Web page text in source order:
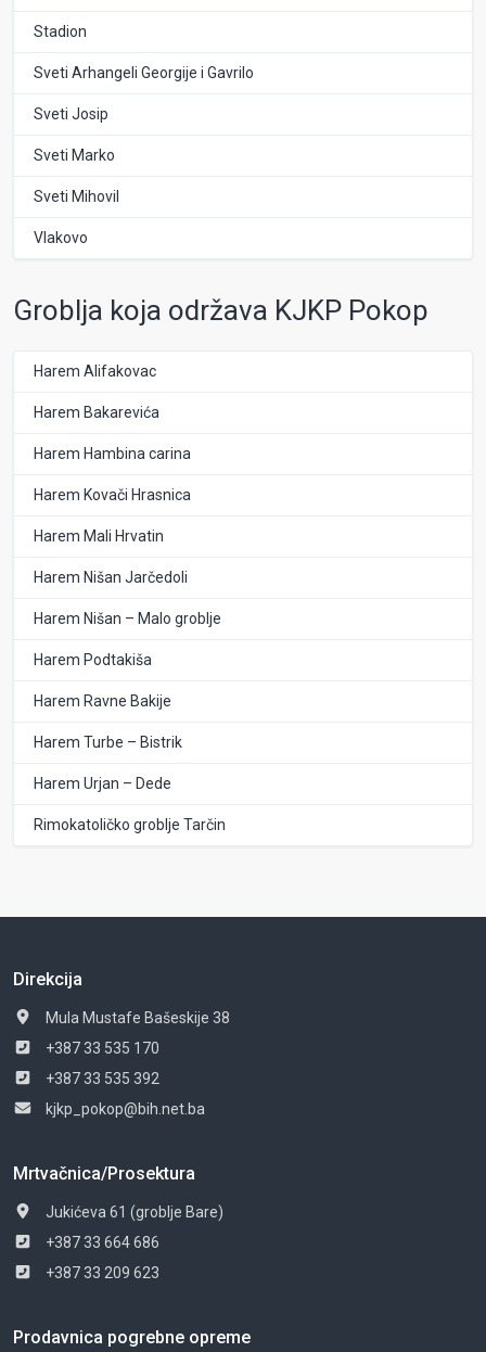
Stadion
Sveti Arhangeli Georgije i Gavrilo
Sveti Josip
Sveti Marko
Sveti Mihovil
Vlakovo
Groblja koja održava KJKP Pokop
Harem Alifakovac
Harem Bakarevića
Harem Hambina carina
Harem Kovači Hrasnica
Harem Mali Hrvatin
Harem Nišan Jarčedoli
Harem Nišan – Malo groblje
Harem Podtakiša
Harem Ravne Bakije
Harem Turbe – Bistrik
Harem Urjan – Dede
Rimokatoličko groblje Tarčin
Direkcija
Mula Mustafe Bašeskije 38
+387 33 535 170
+387 33 535 392
kjkp_pokop@bih.net.ba
Mrtvačnica/Prosektura
Jukićeva 61 (groblje Bare)
+387 33 664 686
+387 33 209 623
Prodavnica pogrebne opreme